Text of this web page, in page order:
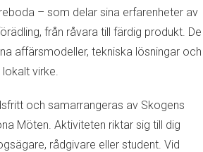
– som delar sina erfarenheter av
från råvara till färdig produkt. De
affärsmodeller, tekniska lösningar och
virke.
och samarrangeras av Skogens
Möten. Aktiviteten riktar sig till dig
rådgivare eller student. Vid